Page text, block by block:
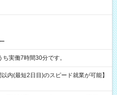
記のうち実働7時間30分です。
内(最短2日目)のスピード就業が可能】